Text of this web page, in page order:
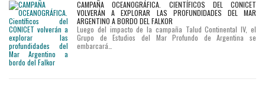
CAMPAÑA OCEANOGRÁFICA. CIENTÍFICOS DEL CONICET
VOLVERÁN A EXPLORAR LAS PROFUNDIDADES DEL MAR
ARGENTINO A BORDO DEL FALKOR
Luego del impacto de la campaña Talud Continental IV, el
Grupo de Estudios del Mar Profundo de Argentina se
embarcará…